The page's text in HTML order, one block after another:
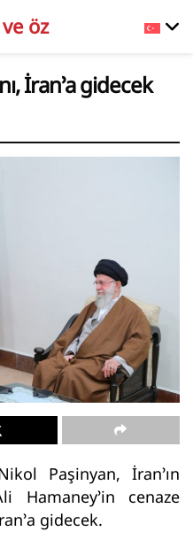
ve öz
İran’a gidecek
Paşinyan, İran’ın
Hamaney’in cenaze
gidecek.